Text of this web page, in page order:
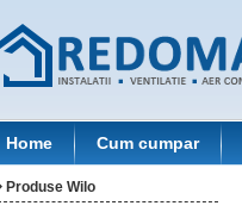
Home Cum cumpar
Produse Wilo